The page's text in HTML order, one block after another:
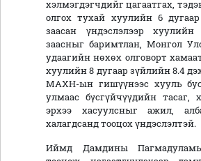
хэлмэгдэгчдийг цагаатгах,
олгох тухай хуулийн 6
заасан үндэслэлээр
заасныг баримтлан, Монгол
удаагийн нөхөх олговорт
хуулийн 8 дугаар зүйлийн 8.4
МАХН-ын гишүүнээс хууль
улмаас бүсгүйчүүдийн тасаг,
эрхээ хасуулсныг ажил,
халагдсанд тооцох үндэслэлтэй.
Иймд Дамдины